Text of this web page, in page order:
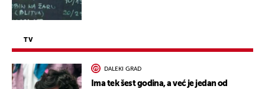
TV
DALEKI GRAD
Ima tek šest godina, a već je jedan od